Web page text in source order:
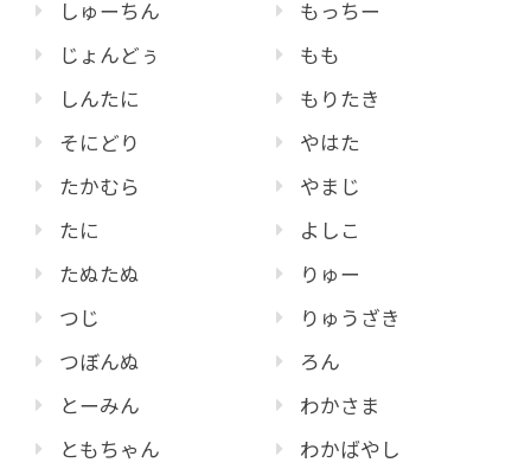
しゅーちん
じょんどぅ
しんたに
そにどり
たかむら
たに
たぬたぬ
つじ
つぼんぬ
とーみん
ともちゃん
もっちー
もも
もりたき
やはた
やまじ
よしこ
りゅー
りゅうざき
ろん
わかさま
わかばやし